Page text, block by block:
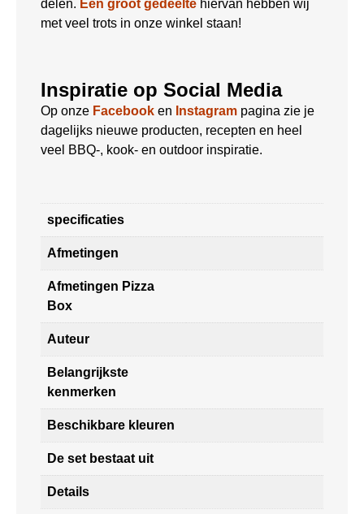
delen. Een groot gedeelte hiervan hebben wij
met veel trots in onze winkel staan!
Inspiratie op Social Media
Op onze Facebook en Instagram pagina zie je
dagelijks nieuwe producten, recepten en heel
veel BBQ-, kook- en outdoor inspiratie.
specificaties
Afmetingen
Afmetingen Pizza
Box
Auteur
Belangrijkste
kenmerken
Beschikbare kleuren
De set bestaat uit
Details